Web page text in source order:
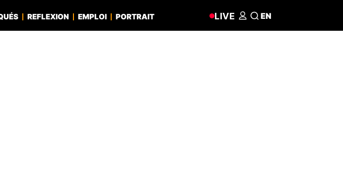
REFLEXION EMPLOI PORTRAIT LIVE EN